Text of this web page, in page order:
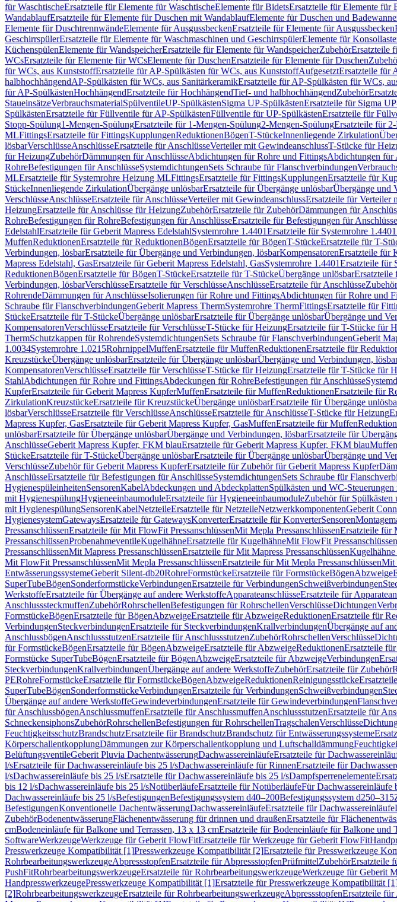
für WaschtischeErsatzteile für Elemente für WaschtischeElemente für BidetsErsatzteile für Elemente für
WandablaufErsatzteile für Elemente für Duschen mit WandablaufElemente für Duschen und
Elemente für DuschtrennwändeElemente für AusgussbeckenErsatzteile für Elemente für Ausgussbecken
GeschirrspülerErsatzteile für Elemente für Waschmaschinen und GeschirrspülerElemente für
KüchenspülenElemente für WandspeicherErsatzteile für Elemente für WandspeicherZubehörErsatzteile
WCsErsatzteile für Elemente für WCsElemente für DuschenErsatzteile für Elemente für Duschen
für WCs, aus KunststoffErsatzteile für AP-Spülkästen für WCs, aus KunststoffAufgesetztErsatzteile für
halbhochhängendAP-Spülkästen für WCs, aus SanitärkeramikErsatzteile für AP-Spülkästen für WCs,
für AP-SpülkästenHochhängendErsatzteile für HochhängendTief- und halbhochhängendZubehör
StaueinsätzeVerbrauchsmaterialSpülventileUP-SpülkästenSigma UP-SpülkästenErsatzteile für Sigma
SpülkästenErsatzteile für Füllventile für AP-SpülkästenFüllventile für UP-SpülkästenErsatzteile für
Stopp-Spülung1-Mengen-SpülungErsatzteile für 1-Mengen-Spülung2-Mengen-SpülungErsatzteile für
MLFittingsErsatzteile für FittingsKupplungenReduktionenBögenT-StückeInnenliegende Zirkulation
lösbarVerschlüsseAnschlüsseErsatzteile für AnschlüsseVerteiler mit GewindeanschlussT-Stücke für
für HeizungZubehörDämmungen für AnschlüsseAbdichtungen für Rohre und FittingsAbdichtungen für
RohreBefestigungen für AnschlüsseSystemdichtungenSets Schraube für Flanschverbindungen
MLErsatzteile für Systemrohre Heizung MLFittingsErsatzteile für FittingsKupplungenErsatzteile für
StückeInnenliegende ZirkulationÜbergänge unlösbarErsatzteile für Übergänge unlösbarÜbergänge und
VerschlüsseAnschlüsseErsatzteile für AnschlüsseVerteiler mit GewindeanschlussErsatzteile für Verteiler
HeizungErsatzteile für Anschlüsse für HeizungZubehörErsatzteile für ZubehörDämmungen für
RohreBefestigungen für RohreBefestigungen für AnschlüsseErsatzteile für Befestigungen für Anschlüsse
EdelstahlErsatzteile für Geberit Mapress EdelstahlSystemrohre 1.4401Ersatzteile für Systemrohre 1.4401
MuffenReduktionenErsatzteile für ReduktionenBögenErsatzteile für BögenT-StückeErsatzteile für T-
Verbindungen, lösbarErsatzteile für Übergänge und Verbindungen, lösbarKompensatorenErsatzteile für
Mapress Edelstahl, GasErsatzteile für Geberit Mapress Edelstahl, GasSystemrohre 1.4401Ersatzteile für
ReduktionenBögenErsatzteile für BögenT-StückeErsatzteile für T-StückeÜbergänge unlösbarErsatzteile
Verbindungen, lösbarVerschlüsseErsatzteile für VerschlüsseAnschlüsseErsatzteile für Anschlüsse
RohrendeDämmungen für AnschlüsseIsolierungen für Rohre und FittingsAbdichtungen für Rohre und
Schraube für FlanschverbindungenGeberit Mapress ThermSystemrohre ThermFittingsErsatzteile für
StückeErsatzteile für T-StückeÜbergänge unlösbarErsatzteile für Übergänge unlösbarÜbergänge und
KompensatorenVerschlüsseErsatzteile für VerschlüsseT-Stücke für HeizungErsatzteile für T-Stücke für
ThermSchutzkappen für RohrendeSystemdichtungenSets Schraube für FlanschverbindungenGeberit
1.0034Systemrohre 1.0215RohrnippelMuffenErsatzteile für MuffenReduktionenErsatzteile für
KreuzstückeÜbergänge unlösbarErsatzteile für Übergänge unlösbarÜbergänge und Verbindungen,
KompensatorenVerschlüsseErsatzteile für VerschlüsseT-Stücke für HeizungErsatzteile für T-Stücke für
StahlAbdichtungen für Rohre und FittingsAbdeckungen für RohreBefestigungen für Anschlüsse
KupferErsatzteile für Geberit Mapress KupferMuffenErsatzteile für MuffenReduktionenErsatzteile für
ZirkulationKreuzstückeErsatzteile für KreuzstückeÜbergänge unlösbarErsatzteile für Übergänge
lösbarVerschlüsseErsatzteile für VerschlüsseAnschlüsseErsatzteile für AnschlüsseT-Stücke für Heizung
Mapress Kupfer, GasErsatzteile für Geberit Mapress Kupfer, GasMuffenErsatzteile für Muffen
unlösbarErsatzteile für Übergänge unlösbarÜbergänge und Verbindungen, lösbarErsatzteile für
AnschlüsseGeberit Mapress Kupfer, FKM blauErsatzteile für Geberit Mapress Kupfer, FKM blauMuffen
StückeErsatzteile für T-StückeÜbergänge unlösbarErsatzteile für Übergänge unlösbarÜbergänge und
VerschlüsseZubehör für Geberit Mapress KupferErsatzteile für Zubehör für Geberit Mapress Kupfer
AnschlüsseErsatzteile für Befestigungen für AnschlüsseSystemdichtungenSets Schraube für
HygienespüleinheitenSensorenKabelAbdeckungen und AbdeckplattenSpülkästen und WC-
mit HygienespülungHygieneeinbaumoduleErsatzteile für HygieneeinbaumoduleZubehör für
mit HygienespülungSensorenKabelNetzteileErsatzteile für NetzteileNetzwerkkomponentenGeberit
HygienesystemGatewaysErsatzteile für GatewaysKonverterErsatzteile für KonverterSensoren
PressanschlüssenErsatzteile für Mit FlowFit PressanschlüssenMit Mepla PressanschlüssenErsatzteile für
PressanschlüssenProbenahmeventileKugelhähneErsatzteile für KugelhähneMit FlowFit Pressanschlüssen
PressanschlüssenMit Mapress PressanschlüssenErsatzteile für Mit Mapress Pressanschlüssen
Mit FlowFit PressanschlüssenMit Mepla PressanschlüssenErsatzteile für Mit Mepla PressanschlüssenMit
EntwässerungssystemeGeberit Silent-db20RohreFormstückeErsatzteile für FormstückeBögenAbzweige
SuperTubeBögenSonderformstückeVerbindungenErsatzteile für VerbindungenSchweißverbindungen
WerkstoffeErsatzteile für Übergänge auf andere WerkstoffeApparateanschlüsseErsatzteile für
AnschlusssteckmuffenZubehörRohrschellenBefestigungen für RohrschellenVerschlüsseDichtungen
FormstückeBögenErsatzteile für BögenAbzweigeErsatzteile für AbzweigeReduktionenErsatzteile für
VerbindungenSteckverbindungenErsatzteile für SteckverbindungenKrallverbindungenÜbergänge auf
AnschlussbögenAnschlussstutzenErsatzteile für AnschlussstutzenZubehörRohrschellenVerschlüsse
für FormstückeBögenErsatzteile für BögenAbzweigeErsatzteile für AbzweigeReduktionenErsatzteile
Formstücke SuperTubeBögenErsatzteile für BögenAbzweigeErsatzteile für AbzweigeVerbindungen
SteckverbindungenKrallverbindungenÜbergänge auf andere WerkstoffeZubehörErsatzteile für Zubehör
PERohreFormstückeErsatzteile für FormstückeBögenAbzweigeReduktionenReinigungsstücke
SuperTubeBögenSonderformstückeVerbindungenErsatzteile für VerbindungenSchweißverbindungen
Übergänge auf andere WerkstoffeGewindeverbindungenErsatzteile für Gewindeverbindungen
für AnschlussbögenAnschlussmuffenErsatzteile für AnschlussmuffenAnschlussstutzenErsatzteile für
SchneckensiphonsZubehörRohrschellenBefestigungen für RohrschellenTragschalenVerschlüsse
FeuchtigkeitsschutzBrandschutzErsatzteile für BrandschutzBrandschutz für Entwässerungssysteme
KörperschallentkopplungDämmungen zur Körperschallentkopplung und Luftschalldämmung
BelüftungsventileGeberit Pluvia DachentwässerungDachwassereinläufeErsatzteile für
l/sErsatzteile für Dachwassereinläufe bis 25 l/sDachwassereinläufe für RinnenErsatzteile für
l/sDachwassereinläufe bis 25 l/sErsatzteile für Dachwassereinläufe bis 25 l/sDampfsperrenelemente
bis 12 l/sDachwassereinläufe bis 25 l/sNotüberläufeErsatzteile für NotüberläufeFür Dachwassereinläufe
Dachwassereinläufe bis 25 l/sBefestigungenBefestigungssystem d40–200Befestigungssystem d250–315
BefestigungenKonventionelle DachentwässerungDachwassereinläufeErsatzteile für Dachwassereinläufe
ZubehörBodenentwässerungFlächenentwässerung für drinnen und draußenErsatzteile für
cmBodeneinläufe für Balkone und Terrassen, 13 x 13 cmErsatzteile für Bodeneinläufe für Balkone und
SoftwareWerkzeugeWerkzeuge für Geberit FlowFitErsatzteile für Werkzeuge für Geberit FlowFit
Presswerkzeuge Kompatibilität [1]Presswerkzeuge Kompatibilität [2]Ersatzteile für Presswerkzeuge
RohrbearbeitungswerkzeugeAbpressstopfenErsatzteile für AbpressstopfenPrüfmittelZubehörErsatzteile
PushFitRohrbearbeitungswerkzeugeErsatzteile für RohrbearbeitungswerkzeugeWerkzeuge für Geberit
HandpresswerkzeugePresswerkzeuge Kompatibilität [1]Ersatzteile für Presswerkzeuge Kompatibilität
[2]RohrbearbeitungswerkzeugeErsatzteile für RohrbearbeitungswerkzeugeAbpressstopfenErsatzteile für